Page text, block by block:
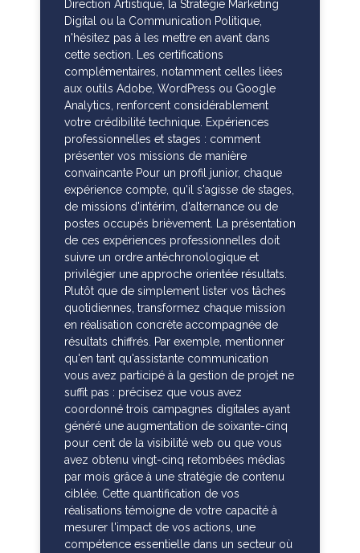
Direction Artistique, la Stratégie Marketing
Digital ou la Communication Politique,
n'hésitez pas à les mettre en avant dans
cette section. Les certifications
complémentaires, notamment celles liées
aux outils Adobe, WordPress ou Google
Analytics, renforcent considérablement
votre crédibilité technique. Expériences
professionnelles et stages : comment
présenter vos missions de manière
convaincante Pour un profil junior, chaque
expérience compte, qu'il s'agisse de stages,
de missions d'intérim, d'alternance ou de
postes occupés brièvement. La présentation
de ces expériences professionnelles doit
suivre un ordre antéchronologique et
privilégier une approche orientée résultats.
Plutôt que de simplement lister vos tâches
quotidiennes, transformez chaque mission
en réalisation concrète accompagnée de
résultats chiffrés. Par exemple, mentionner
qu'en tant qu'assistante communication
vous avez participé à la gestion de projet ne
suffit pas : précisez que vous avez
coordonné trois campagnes digitales ayant
généré une augmentation de soixante-cinq
pour cent de la visibilité web ou que vous
avez obtenu vingt-cinq retombées médias
par mois grâce à une stratégie de contenu
ciblée. Cette quantification de vos
réalisations témoigne de votre capacité à
mesurer l'impact de vos actions, une
compétence essentielle dans un secteur où